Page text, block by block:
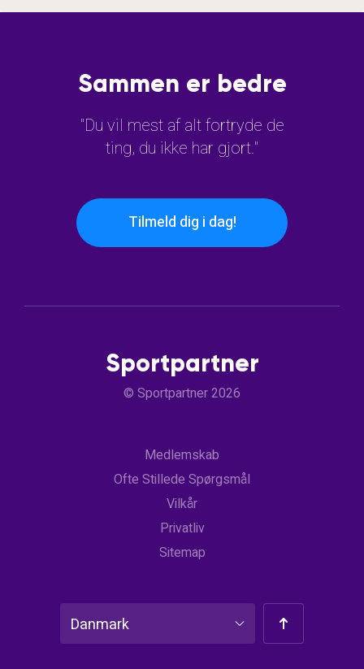
Sammen er bedre
"Du vil mest af alt fortryde de
ting, du ikke har gjort."
Tilmeld dig i dag!
Sportpartner
© Sportpartner 2026
Medlemskab
Ofte Stillede Spørgsmål
Vilkår
Privatliv
Sitemap